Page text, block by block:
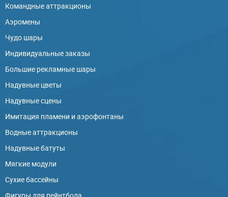
Командные аттракционы
Аэромены
Чудо шары
Индивидуальные заказы
Большие рекламные шары
Надувные цветы
Надувные сцены
Имитация пламени и аэрофонтаны
Водные аттракционы
Надувные батуты
Мягкие модули
Сухие бассейны